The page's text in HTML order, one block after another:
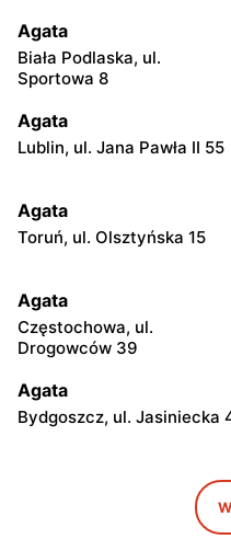
Agata
Biała Podlaska, ul.
Sportowa 8
Agata
Lublin, ul. Jana Pawła II 55
Agata
Toruń, ul. Olsztyńska 15
Agata
Częstochowa, ul.
Drogowców 39
Agata
Bydgoszcz, ul. Jasiniecka
Kraków, ul. Zakopiańska